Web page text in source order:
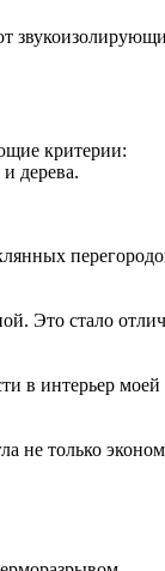
критерии:
дерева.
Это стало
в интерьер моей
только